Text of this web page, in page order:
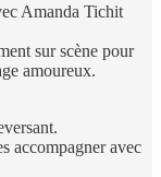
Amanda Tichit
sur scène pour
amoureux.
accompagner avec